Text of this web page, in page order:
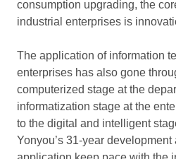
consumption upgrading, the
industrial enterprises is
The application of information
enterprises has also gone
computerized stage at the
informatization stage at the
to the digital and intelligent
Yonyou’s 31-year development